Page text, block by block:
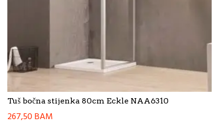
Tuš bočna stijenka 80cm Eckle NAA6310
267,50BAM